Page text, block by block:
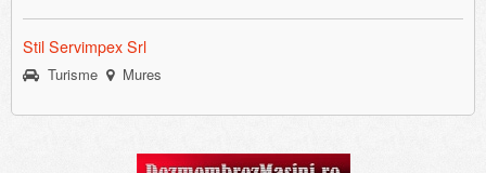
Stil Servimpex Srl
Turisme Mures